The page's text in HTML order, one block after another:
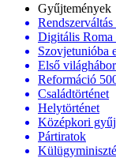
Gyűjtemények
Digitális Roma
Szovjetunióba
Első
Reformáció
Családtörténet
Helytörténet
Középkori
Pártiratok